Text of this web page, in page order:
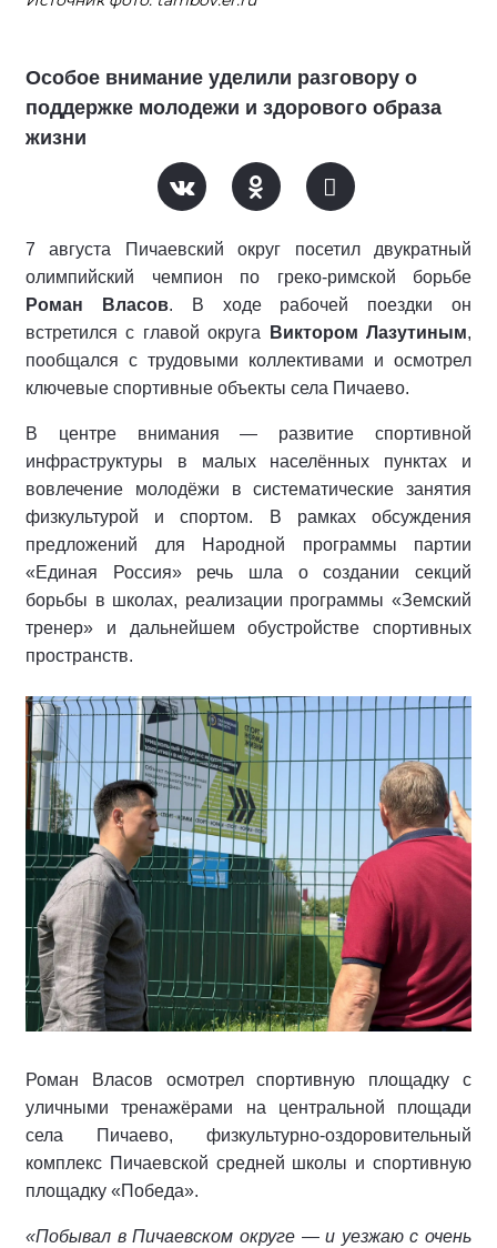
Особое внимание уделили разговору о
поддержке молодежи и здорового образа
жизни
7 августа Пичаевский округ посетил двукратный
олимпийский чемпион по греко‑римской борьбе
Роман Власов. В ходе рабочей поездки он
встретился с главой округа
Виктором Лазутиным,
пообщался с трудовыми коллективами и осмотрел
ключевые спортивные объекты села Пичаево.
В центре внимания — развитие спортивной
инфраструктуры в малых населённых пунктах и
вовлечение молодёжи в систематические занятия
физкультурой и спортом. В рамках обсуждения
предложений для Народной программы партии
«Единая Россия» речь шла о создании секций
борьбы в школах, реализации программы «Земский
тренер» и дальнейшем обустройстве спортивных
пространств.
Роман Власов осмотрел спортивную площадку с
уличными тренажёрами на центральной площади
села Пичаево, физкультурно‑оздоровительный
комплекс Пичаевской средней школы и спортивную
площадку «Победа».
«Побывал в Пичаевском округе — и уезжаю с очень